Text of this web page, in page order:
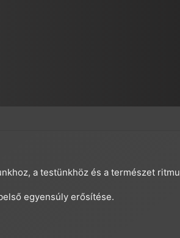
a testünkhöz és a természet
egyensúly erősítése.